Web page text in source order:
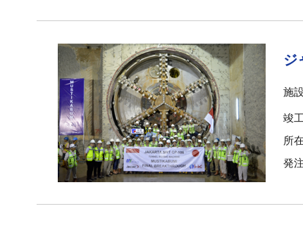
ジ
施
竣
所
発